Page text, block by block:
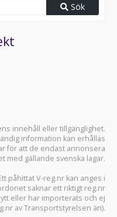
Sök
innehåll eller tillgänglighet.
information kan erhållas
för att de endast annonsera
med gällande svenska lagar.
påhittat V-reg.nr kan anges i
saknar ett riktigt reg.nr
eller har importerats och ej
av Transportstyrelsen än).